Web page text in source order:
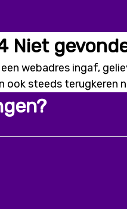
Niet
webadres ingaf,
ook steeds terugkeren